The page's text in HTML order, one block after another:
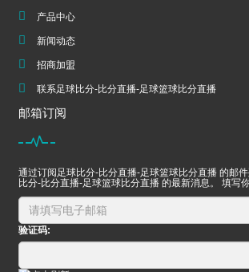
产品中心
新闻动态
招商加盟
联系足球比分-比分直播-足球篮球比分直播
邮箱订阅
通过订阅足球比分-比分直播-足球篮球比分直播 的邮
比分-比分直播-足球篮球比分直播 的最新消息。 填写
验证码: